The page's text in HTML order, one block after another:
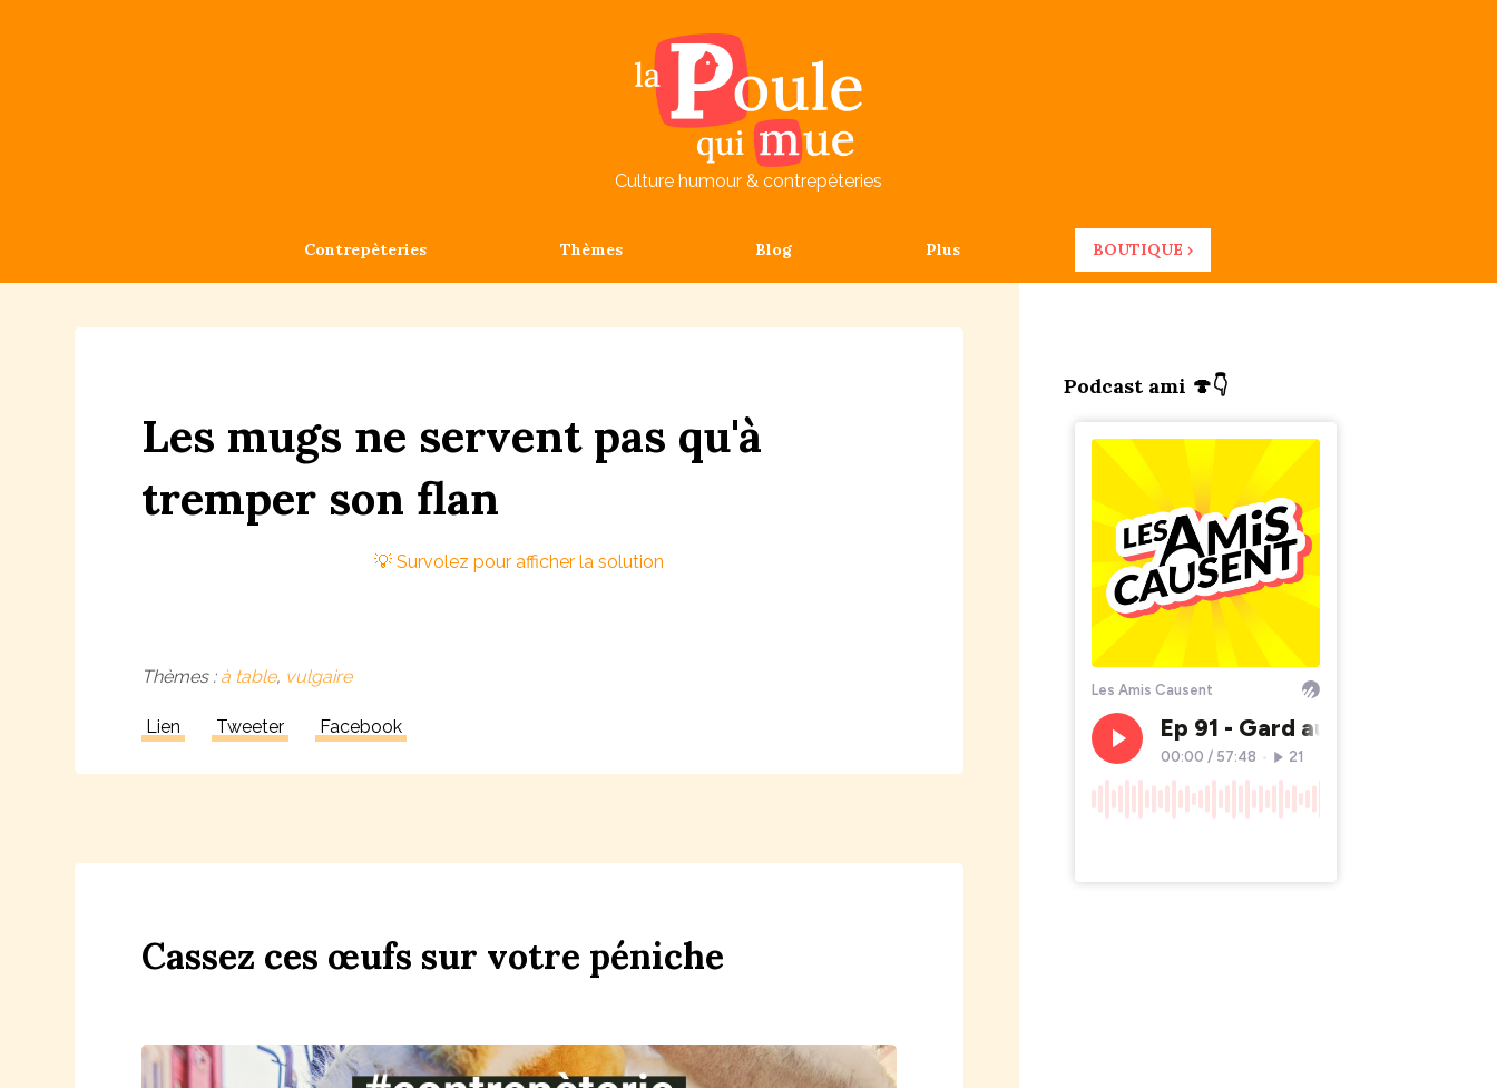
Culture humour & contrepèteries
Contrepèteries Thèmes Blog Plus BOUTIQUE ›
Les mugs ne servent pas qu'à
tremper son flan
Thèmes : à table, vulgaire
Lien Tweeter Facebook
Cassez ces œufs sur votre péniche
Podcast ami 🍄👇